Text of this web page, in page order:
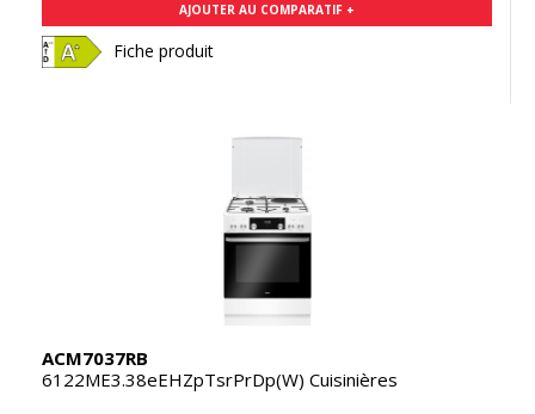
AJOUTER AU COMPARATIF +
Fiche produit
ACM7037RB
6122ME3.38eEHZpTsrPrDp(W) Cuisinières